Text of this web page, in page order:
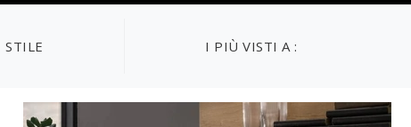
STILE I PIÙ VISTI A :